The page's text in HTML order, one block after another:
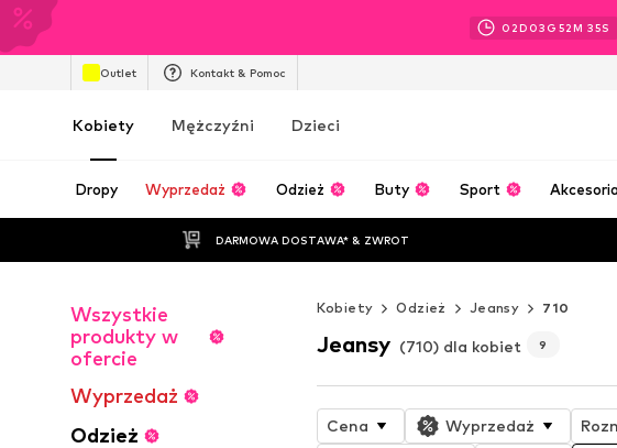
02D 03 G 52M 33S
Outlet Kontakt & Pomoc
Kobiety Mężczyźni Dzieci
Dropy Wyprzedaż Odzież Buty Sport
DARMOWA DOSTAWA* & ZWROT
Wszystkie
produkty w
ofercie
Wyprzedaż
Odzież
Kobiety Odzież Jeansy 710
Jeansy (710) dla kobiet 9
Cena Wyprzedaż